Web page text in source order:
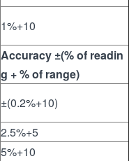
1%+10
Accuracy ±(% of readin
g + % of range)
±(0.2%+10)
2.5%+5
5%+10